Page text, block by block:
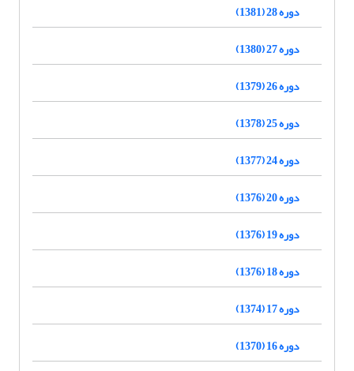
دوره 28 (1381)
دوره 27 (1380)
دوره 26 (1379)
دوره 25 (1378)
دوره 24 (1377)
دوره 20 (1376)
دوره 19 (1376)
دوره 18 (1376)
دوره 17 (1374)
دوره 16 (1370)